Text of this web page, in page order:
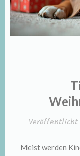
Veröffentlicht
Meist werden